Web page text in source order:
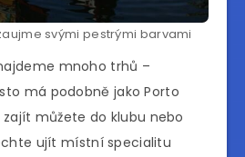
svými pestrými barvami
mnoho trhů –
má podobně jako Porto
můžete do klubu nebo
ujít místní specialitu